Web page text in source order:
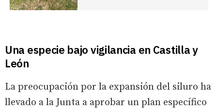
Una especie bajo vigilancia en Castilla y
León
La preocupación por la expansión del siluro ha
llevado a la Junta a aprobar un plan específico